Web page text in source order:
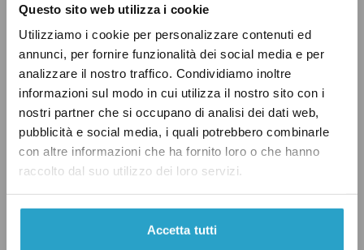
Questo sito web utilizza i cookie
Utilizziamo i cookie per personalizzare contenuti ed
annunci, per fornire funzionalità dei social media e per
analizzare il nostro traffico. Condividiamo inoltre
informazioni sul modo in cui utilizza il nostro sito con i
nostri partner che si occupano di analisi dei dati web,
pubblicità e social media, i quali potrebbero combinarle
con altre informazioni che ha fornito loro o che hanno
raccolto dal suo utilizzo dei loro servizi.
Accetta tutti
Unite che si occupa di questioni di carattere
sanitario. L’Italia ha aderito nel 1947
condividendo, con gli altri Stati membri,
obiettivo
che punta al «raggiungimento, da
parte di tutte le popolazioni, del più alto livello
possibile di salute».
I dati sull’incidenza del morbillo nei diversi
mostrano come, nel periodo